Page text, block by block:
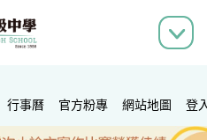
行事曆 官方粉專 網站地圖 登